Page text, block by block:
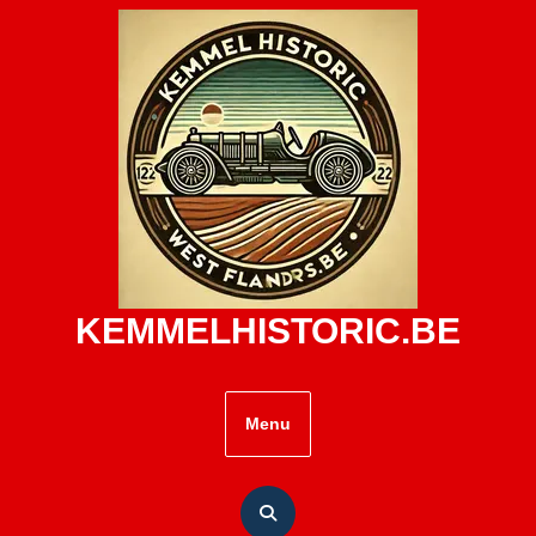
KEMMELHISTORIC.BE
Menu